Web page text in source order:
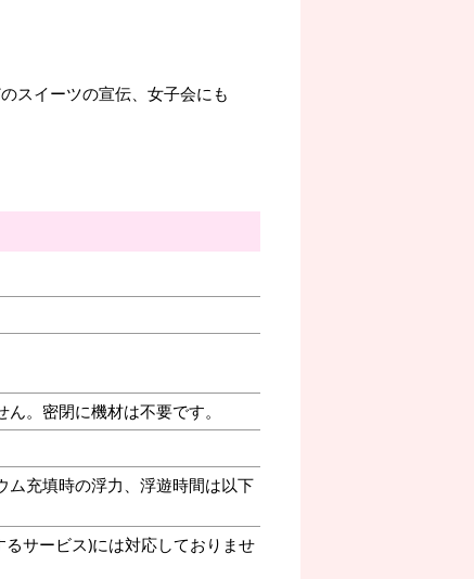
スイーツの宣伝、女子会にも
。密閉に機材は不要です。
ム充填時の浮力、浮遊時間は以下
サービス)には対応しておりませ